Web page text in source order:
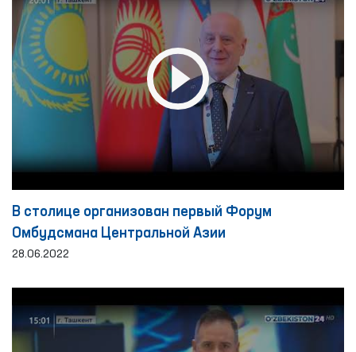
В столице организован первый Форум
Омбудсмана Центральной Азии
28.06.2022